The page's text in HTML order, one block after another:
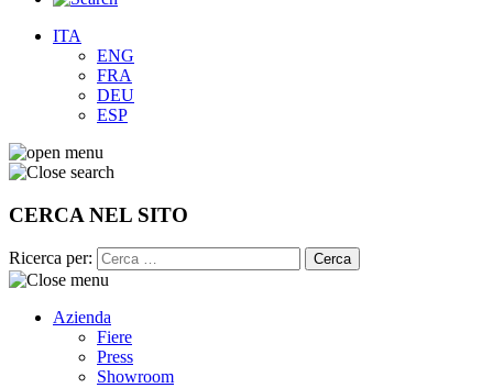
ITA
ENG
FRA
DEU
ESP
CERCA NEL SITO
Ricerca per:
Azienda
Fiere
Press
Showroom